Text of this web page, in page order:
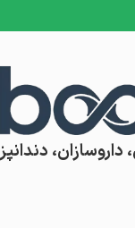
داروسازان،